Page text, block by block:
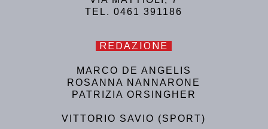
TEL. 0461 391186
REDAZIONE
MARCO DE ANGELIS
ROSANNA NANNARONE
PATRIZIA ORSINGHER
VITTORIO SAVIO (SPORT)